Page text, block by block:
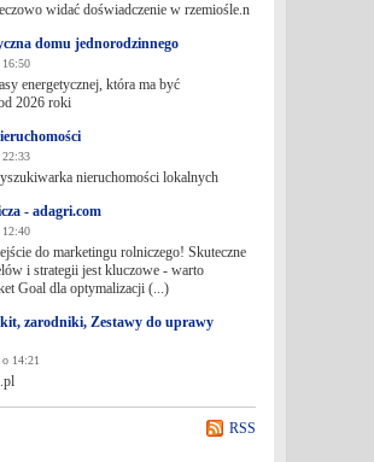
widać doświadczenie w rzemiośle.n
domu jednorodzinnego
energetycznej, która ma być
2026 roki
22:33
nieruchomości lokalnych
- adagri.com
12:40
do marketingu rolniczego! Skuteczne
i strategii jest kluczowe - warto
Goal dla optymalizacji (...)
zarodniki, Zestawy do uprawy
14:21
RSS